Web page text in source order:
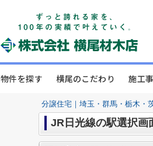
物件を探す 横尾のこだわり 施工
分譲住宅｜埼玉・群馬・栃木・
JR日光線の駅選択画